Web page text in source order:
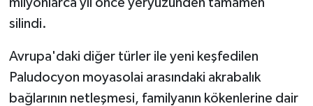
silindi.
Avrupa'daki diğer türler ile yeni keşfedilen
Paludocyon moyasolai arasındaki akrabalık
bağlarının netleşmesi, familyanın kökenlerine dair